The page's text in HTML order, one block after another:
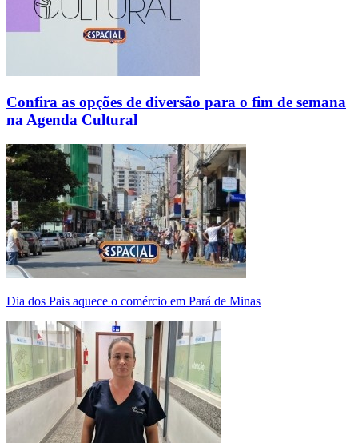
Confira as opções de diversão para o fim de semana
na Agenda Cultural
Dia dos Pais aquece o comércio em Pará de Minas